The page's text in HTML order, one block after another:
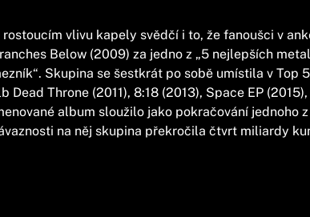
rostoucím vlivu kapely svědčí i to, že fanoušci v
Below (2009) za jedno z „5 nejlepších
Skupina se šestkrát po sobě umístila v
Dead Throne (2011), 8:18 (2013), Space EP
album sloužilo jako pokračování jednoho
na něj skupina překročila čtvrt miliardy